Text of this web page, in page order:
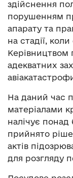
здійснення
порушенням
апарату та
на стадії,
Керівництвом
адекватних
На даний час
матеріалами
налічує понад
прийнято
актів
для розгляду